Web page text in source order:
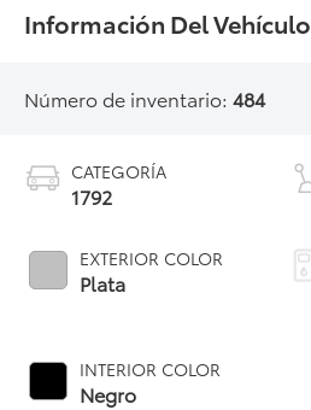
Información Del Vehículo
Número de inventario:484
CATEGORÍA
1792
EXTERIOR COLOR
Plata
INTERIOR COLOR
Negro